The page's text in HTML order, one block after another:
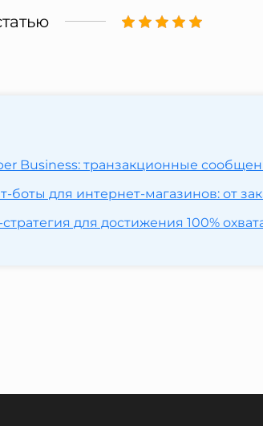
Business: транзакционные
боты для интернет-магазинов: от
для достижения 100%